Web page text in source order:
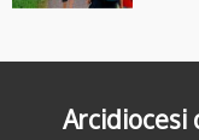
Arcidiocesi